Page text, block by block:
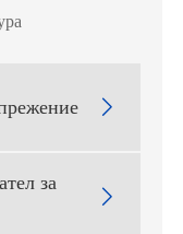

за
